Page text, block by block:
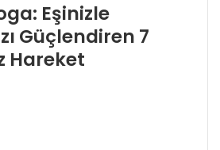
Eşinizle
Güçlendiren 7
Hareket